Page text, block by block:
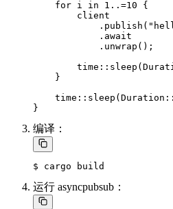
    for i in 1..=10 {
        client
            .await
            .unwrap();
    }
编译：
运行 asyncpubsub：